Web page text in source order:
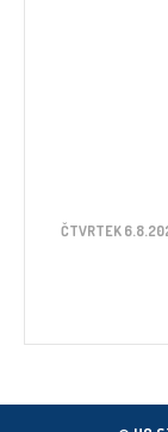
ČTVRTEK